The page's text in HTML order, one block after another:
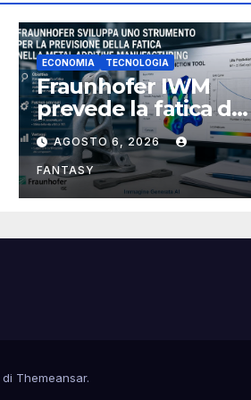
ECONOMIA TECNOLOGIA
Fraunhofer IWM
prevede la fatica dei
componenti
metallici stampati in
3D
AGOSTO 6, 2026
FANTASY
di Themeansar.